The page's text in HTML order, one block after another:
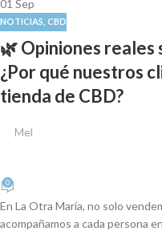
01 Sep
NOTICIAS CBD
🌿 Opiniones
¿Por qué nuestros
tienda de CBD?
Mel
0
En La Otra María, no solo
acompañamos a cada persona